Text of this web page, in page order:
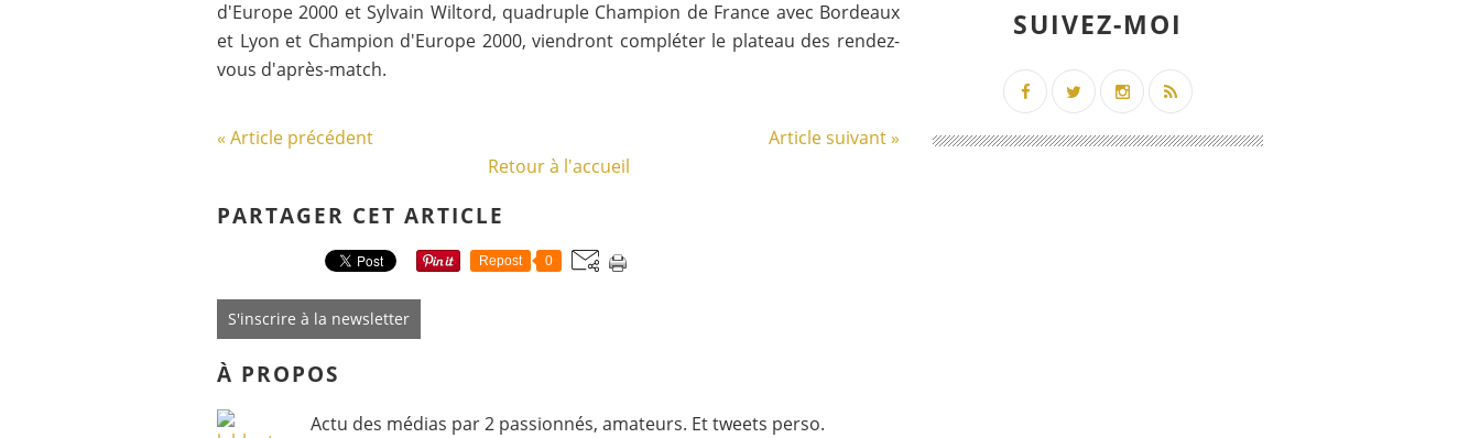
d'Europe 2000 et Sylvain Wiltord, quadruple Champion de France avec Bordeaux
et Lyon et Champion d'Europe 2000, viendront compléter le plateau des rendez-
vous d'après-match.
« Article précédent
Article suivant »
Retour à l'accueil
PARTAGER CET ARTICLE
Repost 0
S'inscrire à la newsletter
À PROPOS
Actu des médias par 2 passionnés, amateurs. Et tweets perso.
SUIVEZ-MOI